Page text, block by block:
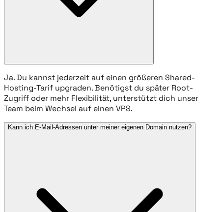
Ja. Du kannst jederzeit auf einen größeren Shared-
Hosting-Tarif upgraden. Benötigst du später Root-
Zugriff oder mehr Flexibilität, unterstützt dich unser
Team beim Wechsel auf einen VPS.
Kann ich E-Mail-Adressen unter meiner eigenen Domain nutzen?